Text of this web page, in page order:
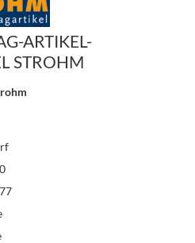
ARTIKEL-
STROHM